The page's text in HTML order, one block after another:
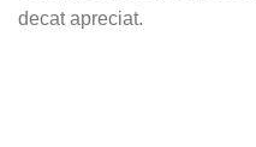
decat apreciat.